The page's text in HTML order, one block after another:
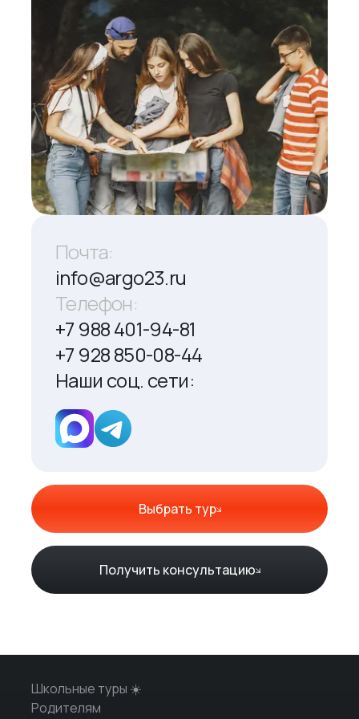
Почта:
info@argo23.ru
Телефон:
+7 988 401-94-81
+7 928 850-08-44
Наши соц. сети:
Выбрать тур
Получить консультацию
Школьные туры ☀️
Родителям